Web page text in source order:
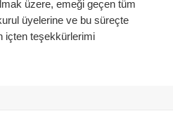
üzere, emeği geçen tüm
üyelerine ve bu süreçte
içten teşekkürlerimi